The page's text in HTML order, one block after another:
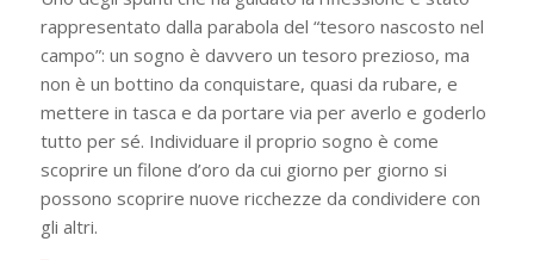
rappresentato dalla parabola del “tesoro nascosto nel
campo”: un sogno è davvero un tesoro prezioso, ma
non è un bottino da conquistare, quasi da rubare, e
mettere in tasca e da portare via per averlo e goderlo
tutto per sé. Individuare il proprio sogno è come
scoprire un filone d’oro da cui giorno per giorno si
possono scoprire nuove ricchezze da condividere con
gli altri.